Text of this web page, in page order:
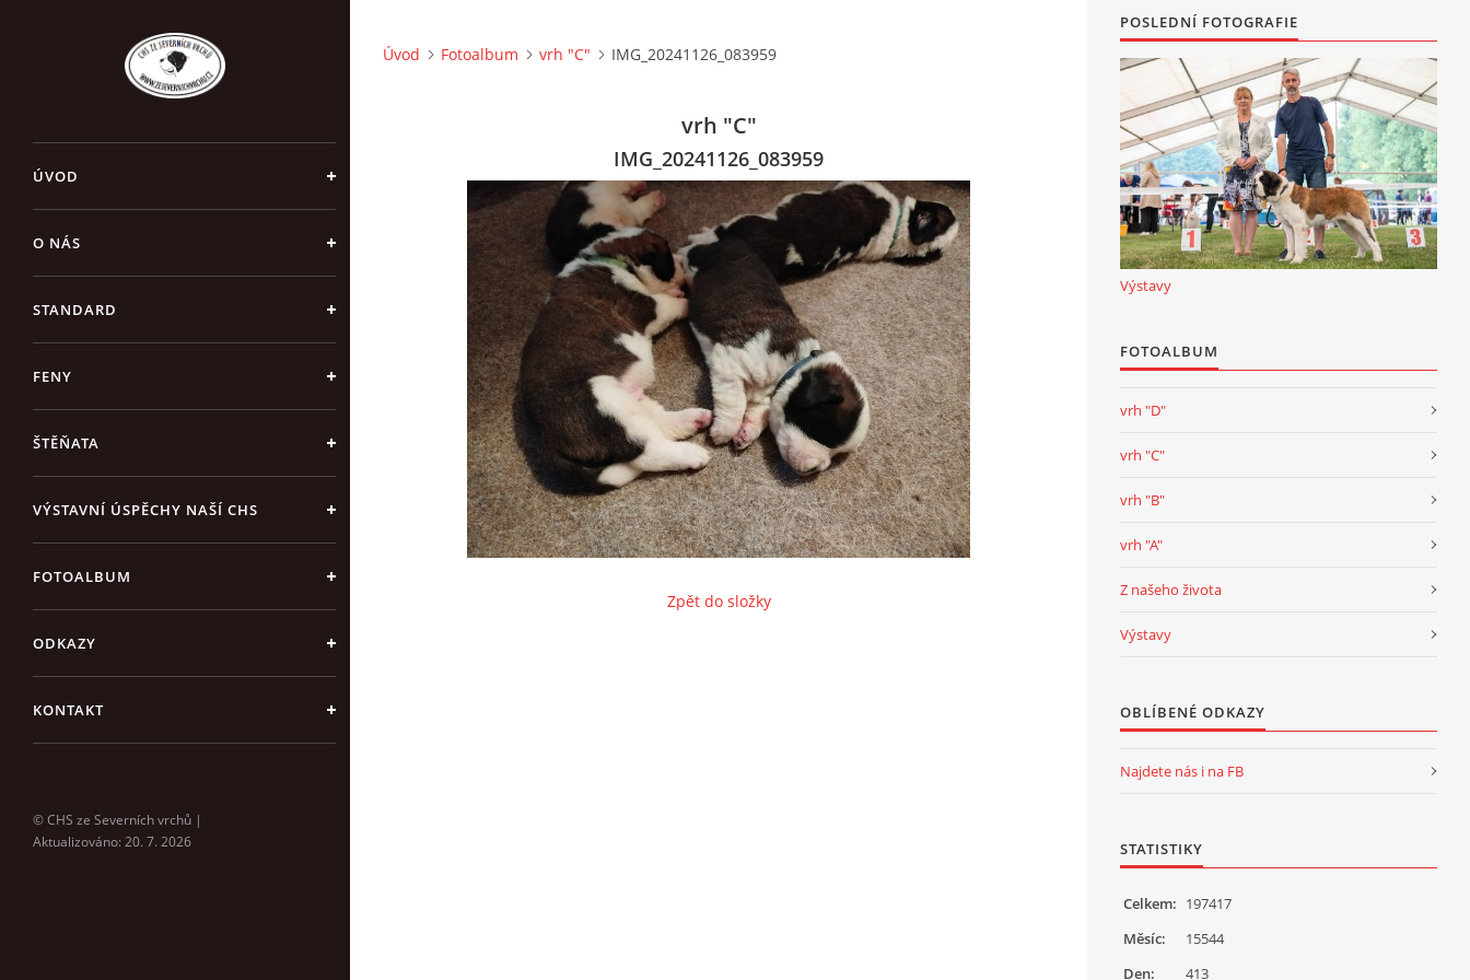
ÚVOD
O NÁS
STANDARD
FENY
ŠTĚŇATA
VÝSTAVNÍ ÚSPĚCHY NAŠÍ CHS
FOTOALBUM
ODKAZY
KONTAKT
© CHS ze Severních vrchů |
Aktualizováno: 20. 7. 2026
Úvod Fotoalbum vrh "C" IMG_20241126_083959
vrh "C"
IMG_20241126_083959
Zpět do složky
POSLEDNÍ FOTOGRAFIE
Výstavy
FOTOALBUM
vrh "D"
vrh "C"
vrh "B"
vrh "A"
Z našeho života
Výstavy
OBLÍBENÉ ODKAZY
Najdete nás i na FB
STATISTIKY
Celkem: 197417
Měsíc:
15544
Den:
413